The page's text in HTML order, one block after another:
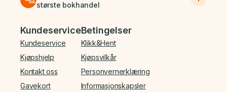
største bokhandel
Bunnmeny
Kundeservice
Kundeservice
Kjøpshjelp
Kontakt oss
Gavekort
Betingelser
Klikk&Hent
Kjøpsvilkår
Personvernerklæring
Informasjonskapsler